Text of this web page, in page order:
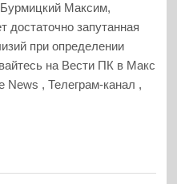
Максим,
достаточно запутанная
при определении
на Вести ПК в Макс
News , Телеграм-канал ,